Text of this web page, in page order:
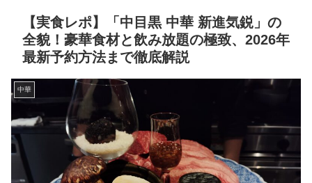
【実食レポ】「中目黒 中華 新進気鋭」の
全貌！豪華食材と飲み放題の極致、2026年
最新予約方法まで徹底解説
中華